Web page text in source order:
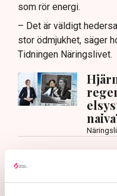
som rör energi.
– Det är väldigt
stor ödmjukhet, säger
Tidningen Näringslivet.
Vad kan Svenska
förutsättningar för